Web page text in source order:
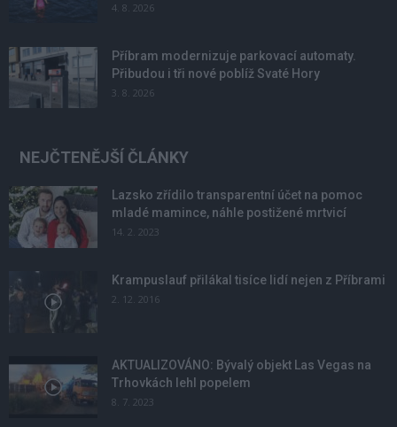
4. 8. 2026
Příbram modernizuje parkovací automaty.
Přibudou i tři nové poblíž Svaté Hory
3. 8. 2026
NEJČTENĚJŠÍ ČLÁNKY
Lazsko zřídilo transparentní účet na pomoc
mladé mamince, náhle postižené mrtvicí
14. 2. 2023
Krampuslauf přilákal tisíce lidí nejen z Příbrami
2. 12. 2016
AKTUALIZOVÁNO: Bývalý objekt Las Vegas na
Trhovkách lehl popelem
8. 7. 2023